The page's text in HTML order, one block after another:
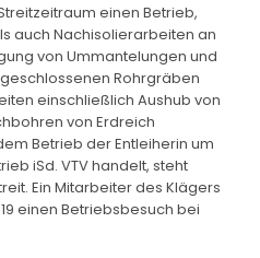
einen Betrieb,
auch Nachisolierarbeiten an
von Ummantelungen und
Rohrgräben
einschließlich Aushub von
von Erdreich
Betrieb der Entleiherin um
iSd. VTV handelt, steht
Ein Mitarbeiter des Klägers
einen Betriebsbesuch bei